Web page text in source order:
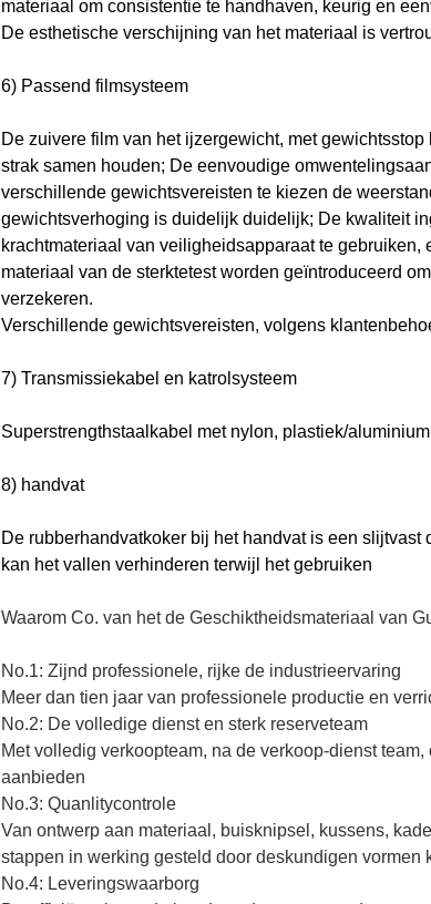
materiaal om consistentie te handhaven, keurig en
De esthetische verschijning van het materiaal is
6) Passend filmsysteem
De zuivere film van het ijzergewicht, met
strak samen houden; De eenvoudige
verschillende gewichtsvereisten te kiezen de
gewichtsverhoging is duidelijk duidelijk; De kwaliteit
krachtmateriaal van veiligheidsapparaat te
materiaal van de sterktetest worden geïntroduceerd
verzekeren.
Verschillende gewichtsvereisten, volgens
7) Transmissiekabel en katrolsysteem
Superstrengthstaalkabel met nylon, plastiek/
8) handvat
De rubberhandvatkoker bij het handvat is een
kan het vallen verhinderen terwijl het gebruiken
Waarom Co. van het de Geschiktheidsmateriaal van
No.1: Zijnd professionele, rijke de industrieervaring
Meer dan tien jaar van professionele productie en
No.2: De volledige dienst en sterk reserveteam
Met volledig verkoopteam, na de verkoop-dienst
aanbieden
No.3: Quanlitycontrole
Van ontwerp aan materiaal, buisknipsel, kussens,
stappen in werking gesteld door deskundigen vormen
No.4: Leveringswaarborg